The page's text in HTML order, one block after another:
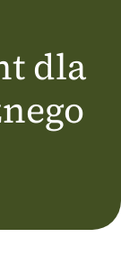
dla